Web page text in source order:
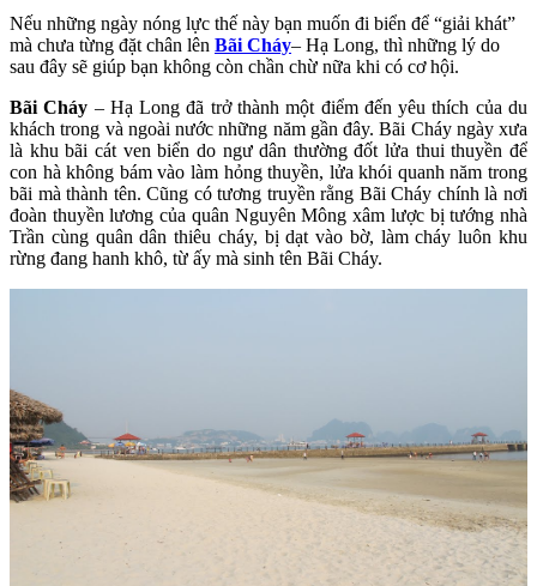
Nếu những ngày nóng lực thế này bạn muốn đi biển để “giải khát”
mà chưa từng đặt chân lên Bãi Cháy– Hạ Long, thì những lý do
sau đây sẽ giúp bạn không còn chần chừ nữa khi có cơ hội.
Bãi Cháy – Hạ Long đã trở thành một điểm đến yêu thích của du
khách trong và ngoài nước những năm gần đây. Bãi Cháy ngày xưa
là khu bãi cát ven biển do ngư dân thường đốt lửa thui thuyền để
con hà không bám vào làm hỏng thuyền, lửa khói quanh năm trong
bãi mà thành tên. Cũng có tương truyền rằng Bãi Cháy chính là nơi
đoàn thuyền lương của quân Nguyên Mông xâm lược bị tướng nhà
Trần cùng quân dân thiêu cháy, bị dạt vào bờ, làm cháy luôn khu
rừng đang hanh khô, từ ấy mà sinh tên Bãi Cháy.